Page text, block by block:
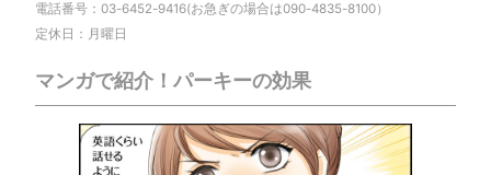
電話番号：03-6452-9416(お急ぎの場合は090-4835-8100）
定休日：月曜日
マンガで紹介！パーキーの効果